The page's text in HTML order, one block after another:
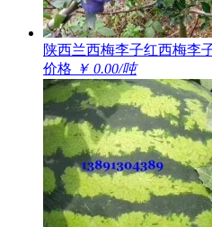
陕西兰西梅李子红西梅李
价格 ￥ 0.00/吨